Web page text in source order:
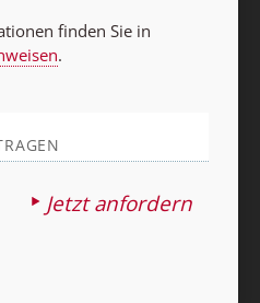
finden Sie in
.
Jetzt anfordern